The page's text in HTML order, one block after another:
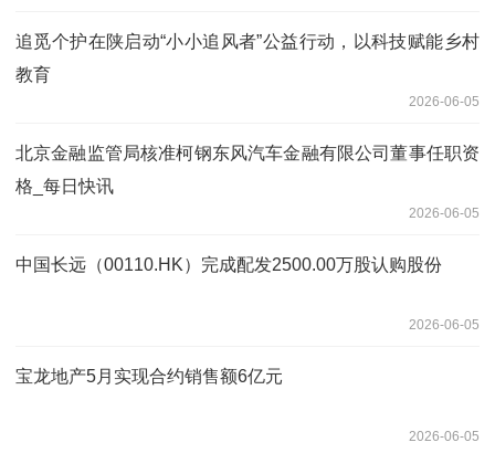
追觅个护在陕启动“小小追风者”公益行动，以科技赋能乡村
教育
2026-06-05
北京金融监管局核准柯钢东风汽车金融有限公司董事任职资
格_每日快讯
2026-06-05
中国长远（00110.HK）完成配发2500.00万股认购股份
2026-06-05
宝龙地产5月实现合约销售额6亿元
2026-06-05